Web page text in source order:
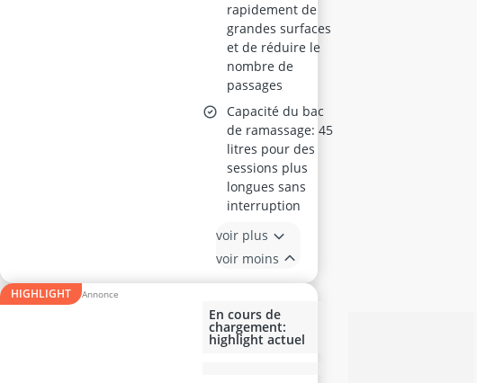
rapidement de
grandes surfaces
et de réduire le
nombre de
passages
Capacité du bac
de ramassage: 45
litres pour des
sessions plus
longues sans
interruption
voir plus
voir moins
HIGHLIGHT
En cours de
chargement:
highlight actuel